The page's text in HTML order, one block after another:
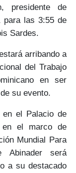
presidente de
para las 3:55 de
Sardes.
arribando a
del Trabajo
en ser
su evento.
en el Palacio de
en el marco de
Mundial Para
Abinader será
a su destacado